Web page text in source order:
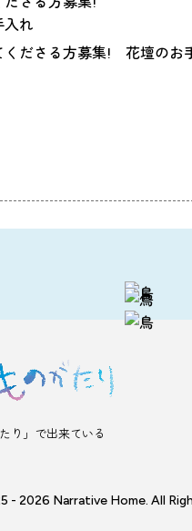
入れ
り」で出来ている
- 2026 Narrative Home. All